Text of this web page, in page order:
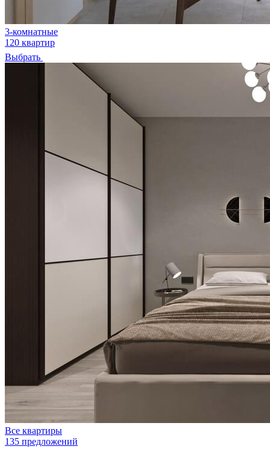
3-комнатные
120 квартир
Выбрать
Все квартиры
135 предложений